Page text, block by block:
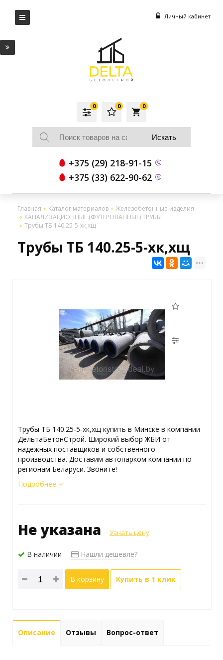
Личный кабинет
local_grocery_store
0
0
0
+375 (29) 218-91-15
+375 (33) 622-90-62
Главная Каталог материалов
Железобетонные изделия
КАНАЛИЗАЦИОННЫЕ (ФУТЕРОВАННЫЕ) ТРУБЫ
Трубы ТБ 140.25-5-хк,хщ
Трубы ТБ 140.25-5-хк,хщ
Трубы ТБ 140.25-5-хк,хщ купить в Минске в компании
ДельтаБетонСтрой. Широкий выбор ЖБИ от
надежных поставщиков и собственного
производства. Доставим автопарком компании по
регионам Беларуси. Звоните!
Подробнее
Не указана Узнать цену
В наличии Нашли дешевле?
В корзину Купить в 1 клик
Описание Отзывы Вопрос-ответ